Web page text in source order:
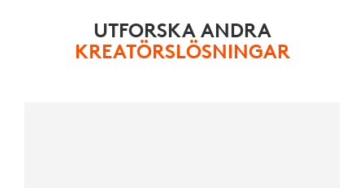
UTFORSKA ANDRA
KREATÖRSLÖSNINGAR